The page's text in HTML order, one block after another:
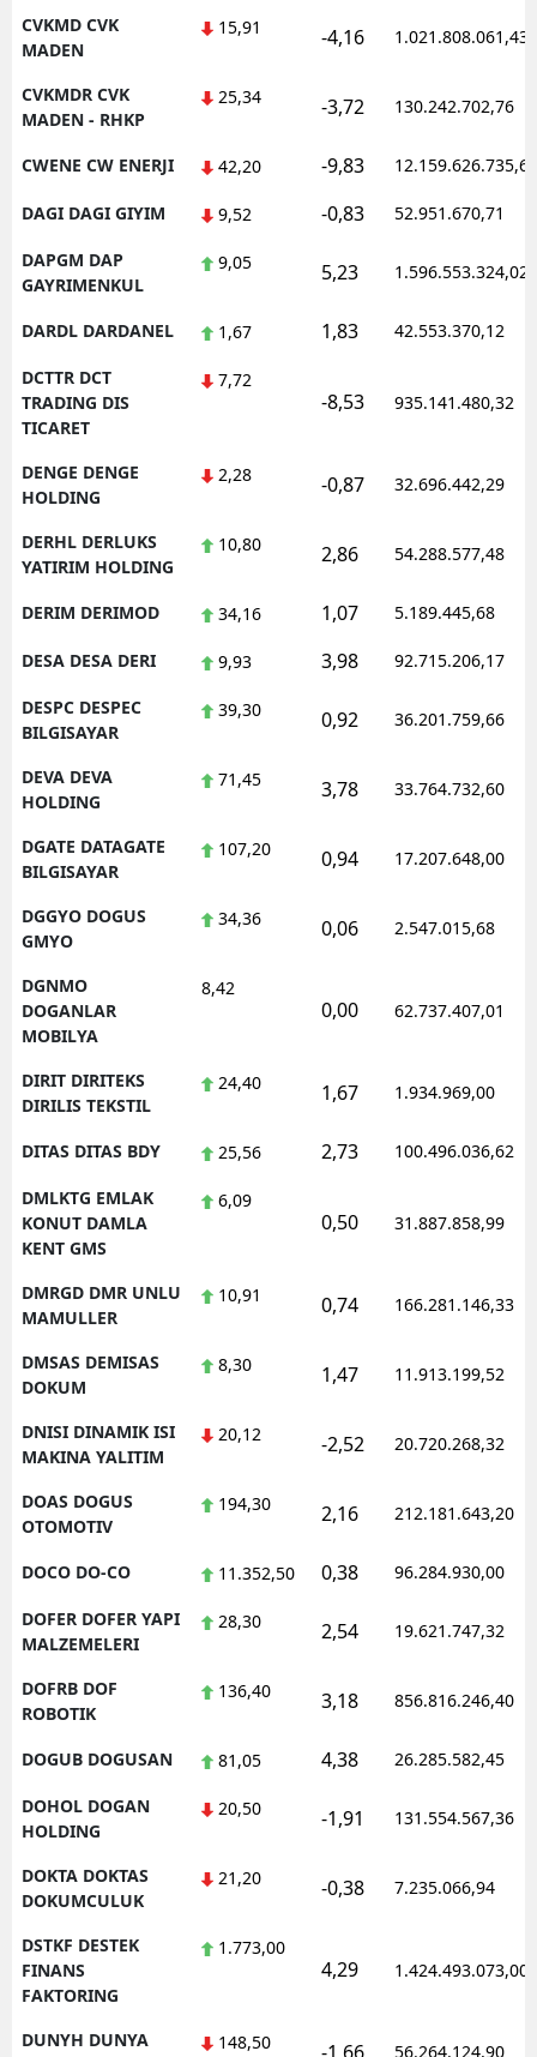
CVKMD CVK
MADEN
15,91 -4,16 1.021.808.061,43
CVKMDR CVK
MADEN - RHKP
25,34 -3,72 130.242.702,76
CWENE CW ENERJI 42,20 -9,83 12.159.626.735,62
DAGI DAGI GIYIM 9,52 -0,83 52.951.670,71
DAPGM DAP
GAYRIMENKUL
9,05 5,23 1.596.553.324,02
DARDL DARDANEL 1,67 1,83 42.553.370,12
DCTTR DCT
TRADING DIS
TICARET
7,72
-8,53 935.141.480,32
DENGE DENGE
HOLDING
2,28 -0,87 32.696.442,29
DERHL DERLUKS
YATIRIM HOLDING
10,80 2,86 54.288.577,48
DERIM DERIMOD 34,16 1,07 5.189.445,68
DESA DESA DERI 9,93 3,98 92.715.206,17
DESPC DESPEC
BILGISAYAR
39,30 0,92 36.201.759,66
DEVA DEVA
HOLDING
71,45 3,78 33.764.732,60
DGATE DATAGATE
BILGISAYAR
107,20 0,94 17.207.648,00
DGGYO DOGUS
GMYO
34,36 0,06 2.547.015,68
DGNMO
DOGANLAR
MOBILYA
8,42
0,00 62.737.407,01
DIRIT DIRITEKS
DIRILIS TEKSTIL
24,40 1,67 1.934.969,00
DITAS DITAS BDY 25,56 2,73 100.496.036,62
DMLKTG EMLAK
KONUT DAMLA
KENT GMS
6,09
0,50 31.887.858,99
DMRGD DMR UNLU
MAMULLER
10,91 0,74 166.281.146,33
DMSAS DEMISAS
DOKUM
8,30 1,47 11.913.199,52
DNISI DINAMIK ISI
MAKINA YALITIM
20,12 -2,52 20.720.268,32
DOAS DOGUS
OTOMOTIV
194,30 2,16 212.181.643,20
DOCO DO-CO 11.352,50 0,38 96.284.930,00
DOFER DOFER YAPI
MALZEMELERI
28,30 2,54 19.621.747,32
DOFRB DOF
ROBOTIK
136,40 3,18 856.816.246,40
DOGUB DOGUSAN 81,05 4,38 26.285.582,45
DOHOL DOGAN
HOLDING
20,50 -1,91 131.554.567,36
DOKTA DOKTAS
DOKUMCULUK
21,20 -0,38 7.235.066,94
DSTKF DESTEK
FINANS
FAKTORING
1.773,00
4,29 1.424.493.073,00
DUNYH DUNYA
148,50 56.264.124,90